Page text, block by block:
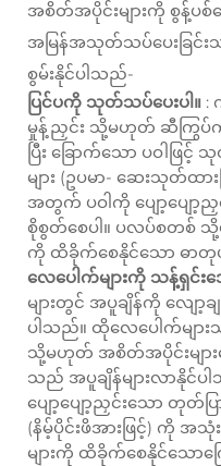
အစိတ်အပိုင်းများကို စွန့်ပစ်
အမြန်အသုတ်သပ်ပေးခြင်းသ
စွမ်းနိုင်ပါသည်-
ပြင်ပကို သုတ်သပ်ပေးပါ။ :
မှုန့်ညှင်း သို့မဟုတ် ဆီကြွပ်ကပ်
ပြီး ခြောက်သော ပဝါဖြ
များ (ဥပမာ- ဆေးသုတ်ထ
အတွက် ပဝါကို ပျော့ပျော့ညှ
စိုစွတ်စေပါ။ ပလပ်စတစ်
ကို ထိခိုက်စေနိုင်သော ဓာတုပစ္
လေပေါက်များကို သန့်ရှင်းအ
များတွင် အပူချိန်ကို လျော့
ပါသည်။ ထိုလေပေါက်များသ
သို့မဟုတ် အစိတ်အပိုင်းမျာ
သည် အပူချိန်များလာနိုင်ပ
ပျော့ပျော့ညှင်းသော တုတ်
(နိမ့်ပိုင်းဖိအားဖြင့်) ကို အ
များကို ထိခိုက်စေနိုင်သောက